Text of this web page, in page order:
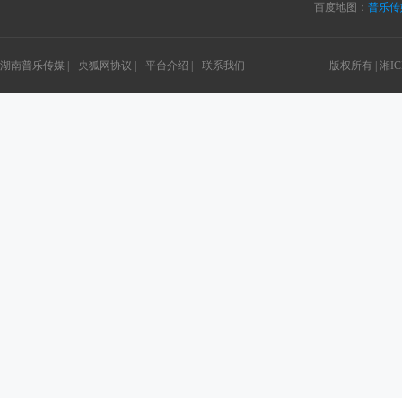
百度地图： 普乐
湖南普乐传媒 | 央狐网协议 | 平台介绍 | 联系我们 版权所有 | 湘